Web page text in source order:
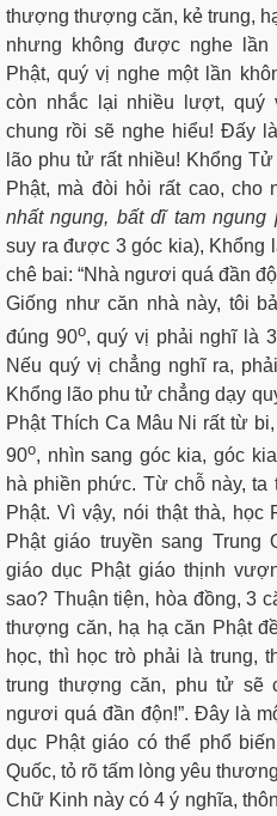
thượng thượng căn, kẻ trung,
nhưng không được nghe
Phật, quý vị nghe một lần
còn nhắc lại nhiều lượt, quý
chung rồi sẽ nghe hiểu! Đấy
lão phu tử rất nhiều! Khổng
Phật, mà đòi hỏi rất cao, cho
nhất ngung, bất dĩ tam ngung
suy ra được 3 góc kia), Khổng
chê bai: “Nhà ngươi quá đần
Giống như căn nhà này, tôi
đúng 90o, quý vị phải nghĩ là
Nếu quý vị chẳng nghĩ ra,
Khổng lão phu tử chẳng dạy
Phật Thích Ca Mâu Ni rất từ
90o, nhìn sang góc kia, góc
hà phiền phức. Từ chỗ này,
Phật. Vì vậy, nói thật thà, học
Phật giáo truyền sang Trung
giáo dục Phật giáo thịnh
sao? Thuận tiện, hòa đồng, 3
thượng căn, hạ hạ căn Phật
học, thì học trò phải là trung,
trung thượng căn, phu tử sẽ
ngươi quá đần độn!”. Đây là
dục Phật giáo có thể phổ
Quốc, tỏ rõ tấm lòng yêu
Chữ Kinh này có 4 ý nghĩa,